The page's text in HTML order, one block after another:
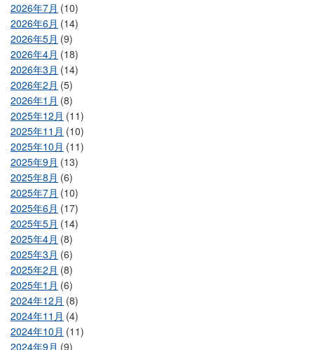
2026年7月 (10)
2026年6月 (14)
2026年5月 (9)
2026年4月 (18)
2026年3月 (14)
2026年2月 (5)
2026年1月 (8)
2025年12月 (11)
2025年11月 (10)
2025年10月 (11)
2025年9月 (13)
2025年8月 (6)
2025年7月 (10)
2025年6月 (17)
2025年5月 (14)
2025年4月 (8)
2025年3月 (6)
2025年2月 (8)
2025年1月 (6)
2024年12月 (8)
2024年11月 (4)
2024年10月 (11)
2024年9月 (9)